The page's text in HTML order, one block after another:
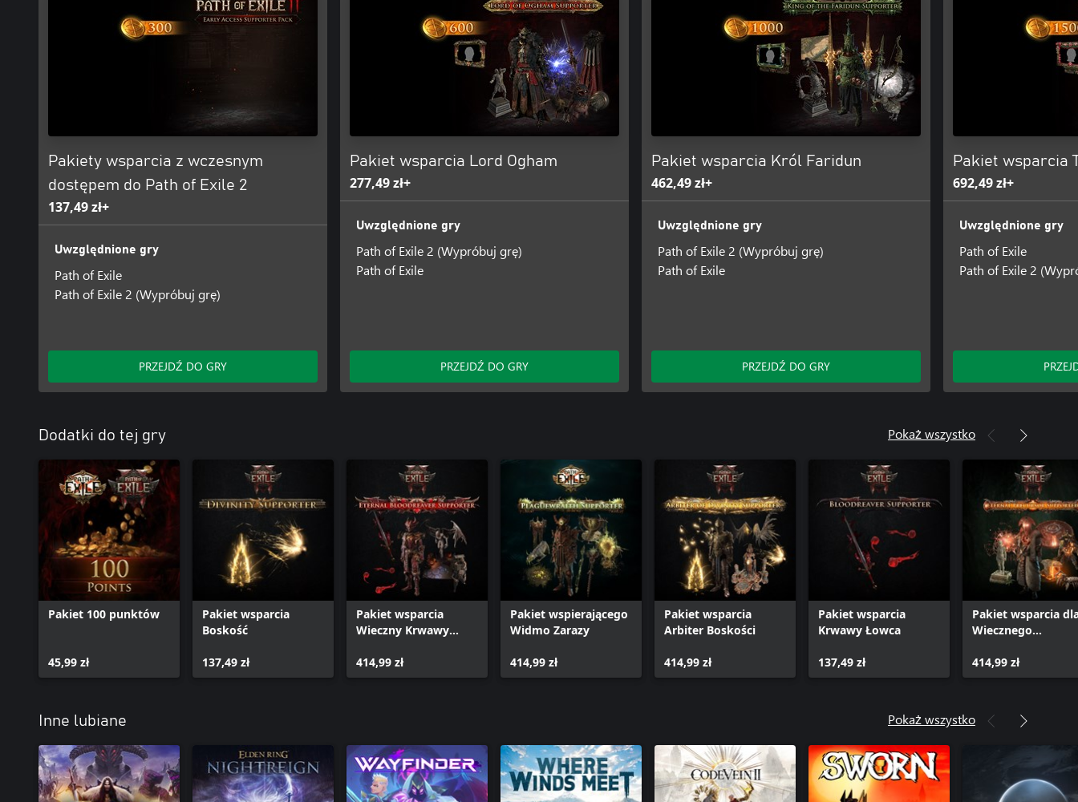
Pakiety wsparcia z wczesnym
dostępem do Path of Exile 2
137,49 zł+
Uwzględnione gry
Path of Exile
Path of Exile 2 (Wypróbuj grę)
PRZEJDŹ DO GRY
Pakiet wsparcia Lord Ogham
277,49 zł+
Uwzględnione gry
Path of Exile 2 (Wypróbuj grę)
Path of Exile
PRZEJDŹ DO GRY
Pakiet wsparcia Król Faridun
462,49 zł+
Uwzględnione gry
Path of Exile 2 (Wypróbuj grę)
Path of Exile
PRZEJDŹ DO GRY
Pakiet wsparcia
692,49 zł+
Uwzględnione gry
Path of Exile
Path of Exile 2
Dodatki do tej gry Pokaż wszystko
Pakiet 100 punktów
45,99 zł
Pakiet wsparcia
Boskość
137,49 zł
Pakiet wsparcia
Wieczny Krwawy
414,99 zł
Pakiet wspierającego
Widmo Zarazy
414,99 zł
Pakiet wsparcia
Arbiter Boskości
414,99 zł
Pakiet wsparcia
Krwawy Łowca
137,49 zł
Pakiet wsparcia
Wiecznego
414,99 zł
Inne lubiane Pokaż wszystko